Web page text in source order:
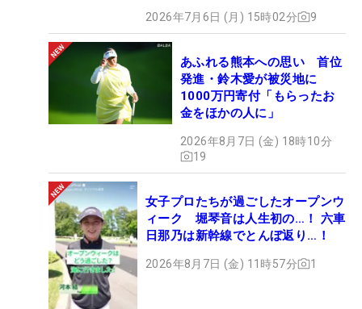
2026年7月6日 (月) 15時02分 9
あふれる熊本への思い 首位
発進・鈴木愛が被災地に
1000万円寄付「もらったお
金をほかの人に」
2026年8月7日 (金) 18時10分
19
女子プロたちが過ごしたオープンウ
ィーク 堀琴音は人生初の…！ 六車
日那乃は新幹線でとんぼ返り…！
2026年8月7日 (金) 11時57分 1